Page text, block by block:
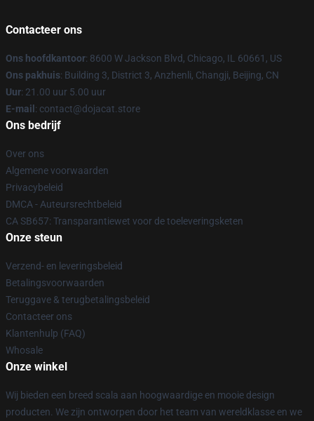
Contacteer ons
Ons hoofdkantoor: 8600 W Jackson Blvd, Chicago, IL 60661, US
Ons pakhuis: Building 3, District 3, Anzhenli, Changji, Beijing, CN
Uur: 21.00 uur 5.00 uur
E-mail : contact@dojacat.store
Ons bedrijf
Over ons
Algemene voorwaarden
Privacybeleid
DMCA - Auteursrechtbeleid
CA SB657: Transparantiewet voor de toeleveringsketen
Onze steun
Verzend- en leveringsbeleid
Betalingsvoorwaarden
Teruggave & terugbetalingsbeleid
Contacteer ons
Klantenhulp (FAQ)
Whosale
Onze winkel
Wij bieden een breed scala aan hoogwaardige en mooie design
producten. We zijn ontworpen door het team van wereldklasse en we